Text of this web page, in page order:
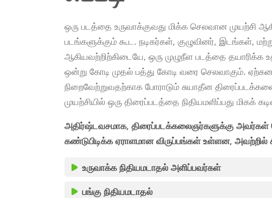
ஒரு படத்தை உருவாக்குவது மிக்க செலவான முயற்சி
படங்களுக்கும் கூட. நடிகர்கள், குழுவினர், இடங்கள்,
ஆகியவற்றிற்கிடையே, ஒரு முழுநீள படத்தை தயாரிக்க
ஒன்று கோடி முதல் பத்து கோடி வரை செலவாகும்.
நிறைவேற்றுவதற்காக போராடும் சுயாதீன
முயற்சியில் ஒரு திரைப்படத்தை நிதியமளிப்பது மிகக்
அதிர்ஷ்டவசமாக, திரைப்படக்கலைஞர்களுக்கு அவர்கள்
கண்டுபிடிக்க ஏராளமான விருப்பங்கள் உள்ளன, அவற்றில்
உருவாக்க நிதியமடாதல் அளிப்பவர்கள்
பங்கு நிதியமடாதல்